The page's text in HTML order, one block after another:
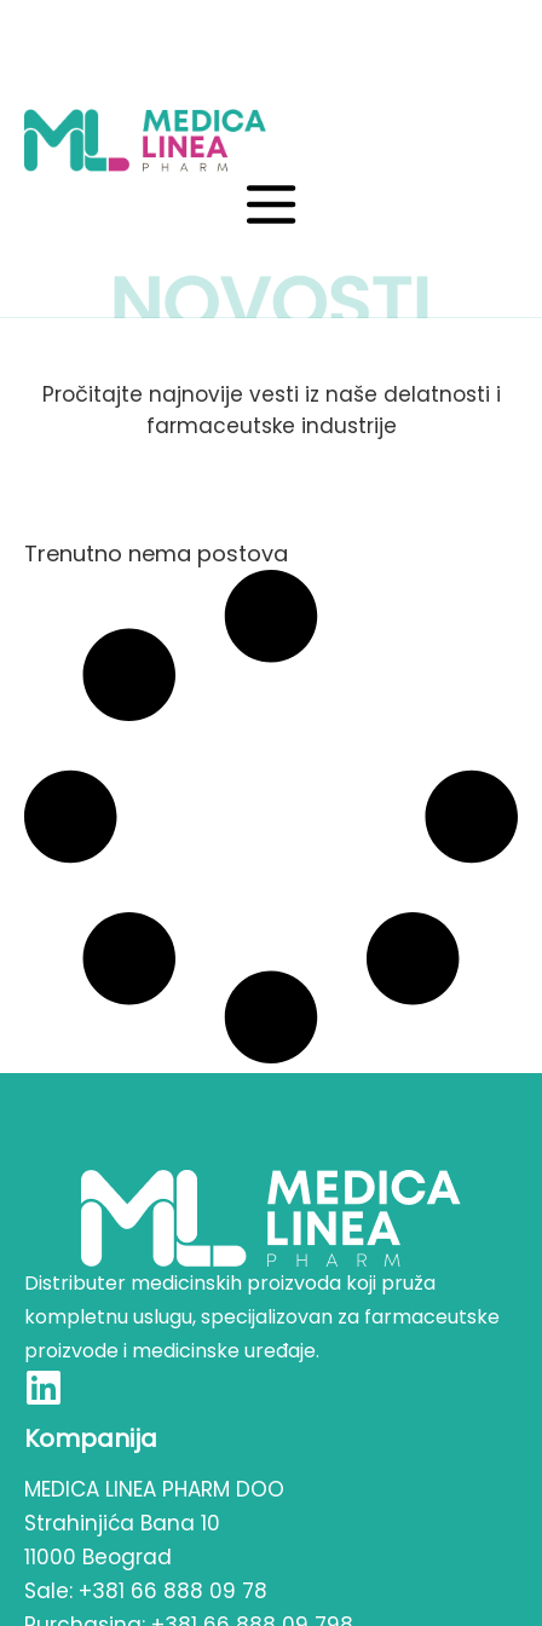
Pročitajte najnovije vesti iz naše delatnosti i
farmaceutske industrije
Trenutno nema postova
Distributer medicinskih proizvoda koji pruža
kompletnu uslugu, specijalizovan za farmaceutske
proizvode i medicinske uređaje.
Kompanija
MEDICA LINEA PHARM DOO
Strahinjića Bana 10
11000 Beograd
Sale: +381 66 888 09 78